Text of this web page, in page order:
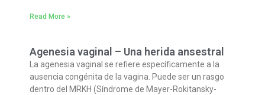
Read More »
Agenesia vaginal – Una herida ansestral
ausencia congénita de la vagina. Puede ser un rasgo
dentro del MRKH (Síndrome de Mayer-Rokitansky-